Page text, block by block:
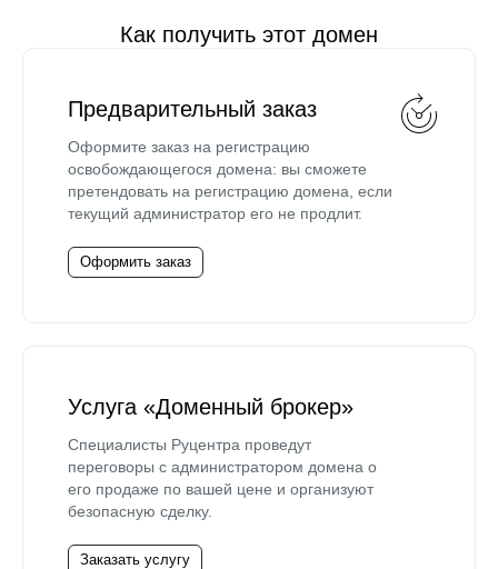
Как получить этот домен
Предварительный заказ
Оформите заказ на регистрацию
освобождающегося домена: вы сможете
претендовать на регистрацию домена, если
текущий администратор его не продлит.
Оформить заказ
Услуга «Доменный брокер»
Специалисты Руцентра проведут
переговоры с администратором домена о
его продаже по вашей цене и организуют
безопасную сделку.
Заказать услугу